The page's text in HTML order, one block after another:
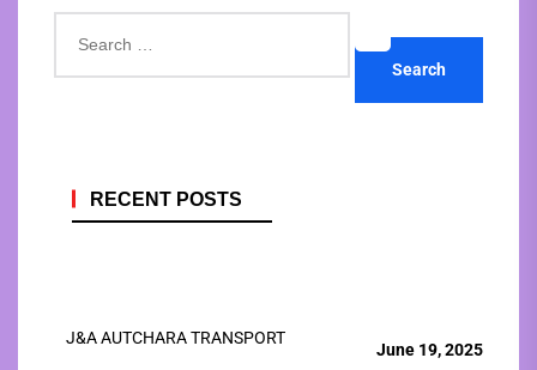
for:
RECENT POSTS
J&A AUTCHARA TRANSPORT
June 19, 2025